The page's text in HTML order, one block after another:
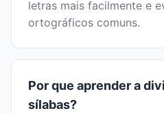
letras mais facilmente e
ortográficos comuns.
Por que aprender a
sílabas?